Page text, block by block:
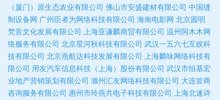
（厦门）原生态农业有限公司 佛山市安盛建材有限公司 中国缝
制设备网 广州臣者为网络科技有限公司 海南电影网 北京圆明
梵音文化发展有限公司 上海亚谦麟商贸有限公司 温州阿木木网
络服务有限公司 北京星河秋科技有限公司 武汉一五六七互娱科
技有限公司 北京燕航达科技发展有限公司 上海麟咏网络科技有
限公司 用友汽车信息科技（上海）股份有限公司 武汉市恒基宏
业地产营销策划有限公司 滁州汇友网络科技有限公司 大连皆商
咨询服务有限公司 惠州市玲燕共电子科技有限公司 上海北速诗